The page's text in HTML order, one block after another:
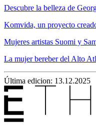
Descubre la belleza de
Komvida, un proyecto
Mujeres artistas Suomi y
La mujer bereber del Alto
Última edicion: 13.12.2025